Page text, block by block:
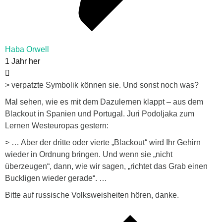
Haba Orwell
1 Jahr her
> verpatzte Symbolik können sie. Und sonst noch was?
Mal sehen, wie es mit dem Dazulernen klappt – aus dem
Blackout in Spanien und Portugal. Juri Podoljaka zum
Lernen Westeuropas gestern:
> … Aber der dritte oder vierte „Blackout“ wird Ihr Gehirn
wieder in Ordnung bringen. Und wenn sie „nicht
überzeugen“, dann, wie wir sagen, „richtet das Grab einen
Buckligen wieder gerade“. …
Bitte auf russische Volksweisheiten hören, danke.